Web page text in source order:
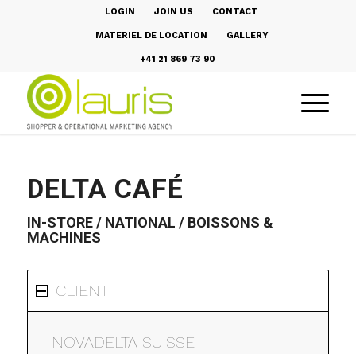
LOGIN JOIN US CONTACT
MATERIEL DE LOCATION GALLERY
+41 21 869 73 90
DELTA CAFÉ
IN-STORE / NATIONAL / BOISSONS &
MACHINES
CLIENT
NOVADELTA SUISSE